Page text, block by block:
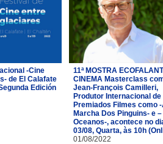
-Cine
de El Calafate
Edición
11ª MOSTRA
CINEMA Masterclass
Jean-François Camilleri,
Produtor Internacional de
Premiados Filmes como
Marcha Dos Pinguins- e –
Oceanos-, acontece no
03/08, Quarta, às 10h
01/08/2022